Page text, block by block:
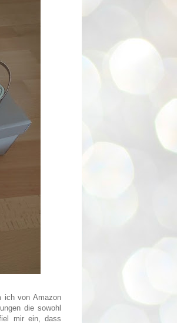
ich von Amazon
die sowohl
mir ein, dass